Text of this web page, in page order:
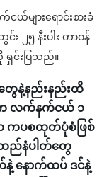
ျားရောင်းစားခံ
၂၅ နီးပါး တာဝန်
င်းပြသည်။
ေနဲ့နည်းနည်းထိ
လက်နက်ငယ် ၁
ကပစထုတ်ပုံစံဖြစ်
ည်နံပါတ်တွေ
နောက်ထပ် ဒင်နဲ့